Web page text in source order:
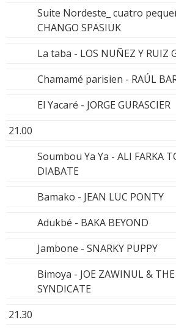
Suite Nordeste_ cuatro
CHANGO SPASIUK
La taba - LOS NUÑEZ Y RUIZ
Chamamé parisien - RAÚL
El Yacaré - JORGE GURASCIER
21.00
Soumbou Ya Ya - ALI FARKA
DIABATE
Bamako - JEAN LUC PONTY
Adukbé - BAKA BEYOND
Jambone - SNARKY PUPPY
Bimoya - JOE ZAWINUL &
SYNDICATE
21.30